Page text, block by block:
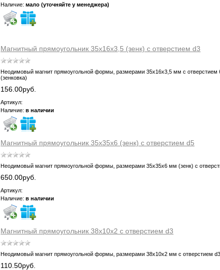
Наличие: мало (уточняйте у менеджера)
Магнитный прямоугольник 35х16х3,5 (зенк) с отверстием d3
Неодимовый магнит прямоугольной формы, размерами 35х16х3,5 мм с отверстием
(зенковка)
156.00руб.
Артикул:
Наличие: в наличии
Магнитный прямоугольник 35х35х6 (зенк) с отверстием d5
Неодимовый магнит прямоугольной формы, размерами 35х35х6 мм (зенк) с
650.00руб.
Артикул:
Наличие: в наличии
Магнитный прямоугольник 38х10х2 с отверстием d3
Неодимовый магнит прямоугольной формы, размерами 38х10х2 мм с отверстием
110.50руб.